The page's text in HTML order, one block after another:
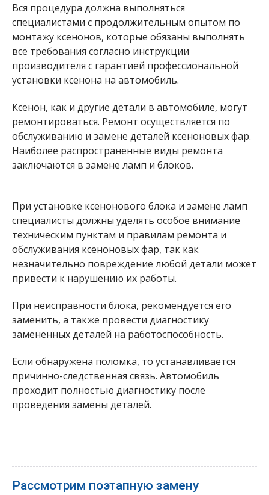
Вся процедура должна выполняться
специалистами с продолжительным опытом по
монтажу ксенонов, которые обязаны выполнять
все требования согласно инструкции
производителя с гарантией профессиональной
установки ксенона на автомобиль.
Ксенон, как и другие детали в автомобиле, могут
ремонтироваться. Ремонт осуществляется по
обслуживанию и замене деталей ксеноновых фар.
Наиболее распространенные виды ремонта
заключаются в замене ламп и блоков.
При установке ксенонового блока и замене ламп
специалисты должны уделять особое внимание
техническим пунктам и правилам ремонта и
обслуживания ксеноновых фар, так как
незначительно повреждение любой детали может
привести к нарушению их работы.
При неисправности блока, рекомендуется его
заменить, а также провести диагностику
замененных деталей на работоспособность.
Если обнаружена поломка, то устанавливается
причинно-следственная связь. Автомобиль
проходит полностью диагностику после
проведения замены деталей.
Рассмотрим поэтапную замену